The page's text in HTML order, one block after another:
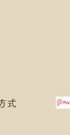
式